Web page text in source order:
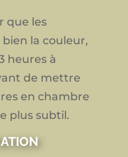
que les
la couleur,
heures à
de mettre
en chambre
plus subtil.